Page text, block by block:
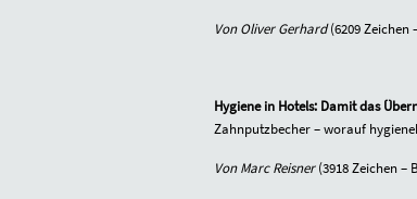
Von Oliver Gerhard(6209 Zeichen
Hygiene in Hotels: Damit das
Zahnputzbecher – worauf
Von Marc Reisner(3918 Zeichen –